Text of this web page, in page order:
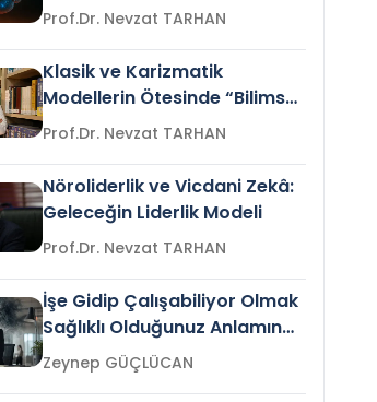
Prof.Dr. Nevzat TARHAN
Klasik ve Karizmatik
Modellerin Ötesinde “Bilimsel
Liderlik”
Prof.Dr. Nevzat TARHAN
Nöroliderlik ve Vicdani Zekâ:
Geleceğin Liderlik Modeli
Prof.Dr. Nevzat TARHAN
İşe Gidip Çalışabiliyor Olmak
Sağlıklı Olduğunuz Anlamına
Gelir mi?Zeynep GÜÇLÜCAN